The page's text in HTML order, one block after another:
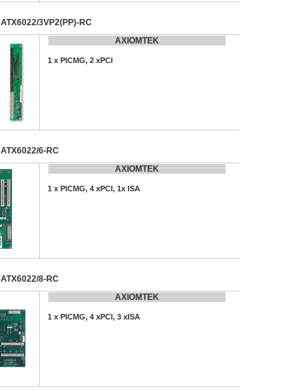
ATX6022/3VP2(PP)-RC
AXIOMTEK
1 x PICMG, 2 xPCI
ATX6022/6-RC
AXIOMTEK
1 x PICMG, 4 xPCI, 1x ISA
ATX6022/8-RC
AXIOMTEK
1 x PICMG, 4 xPCI, 3 xISA